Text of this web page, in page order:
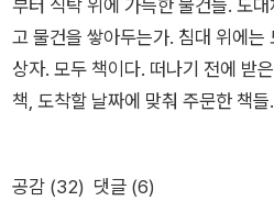
리고 전한 메시지.​이제 한희에게는
미래가 필요했다. 의지에도, 추측에
사실로 존재하는 미래가 필요해졌
였습니다.​한국어는 왜 이유 문법이
이 있었다. 한국 사람들은 아주 오래
뷰 전문을 꼭 실어야 했을지.. 전문
하게 편집되는 것을 우려했을지도
그런 사례를 많이 봤다) 중복 내용
다) 오랫동안 기다려 단발머리님이 강추하셨던 <사랑의 가설>
서 책 맨 앞에 STEM 계열에 종사하
주권이 없는 사람을 뽑을 경우 경제
들기 때문에) 커미티 동의를 구하지
된다. 학생들을 가르치며 느끼는 애
국어를 바라보고 가르치며, 학생들
단하게 언급하며 오히려 그와 관련
안 되는 동료와 친구들과도 살짝살
부터 식탁 위에 가득한 물건들. 도
고 물건을 쌓아두는가. 침대 위에는
상자. 모두 책이다. 떠나기 전에 받
책, 도착할 날짜에 맞춰 주문한 책
가 가장 컸다. 아무튼 나는 돌아왔
청소기를 돌리고 대충 걸레질을 하
공감 (32) 댓글 (6)